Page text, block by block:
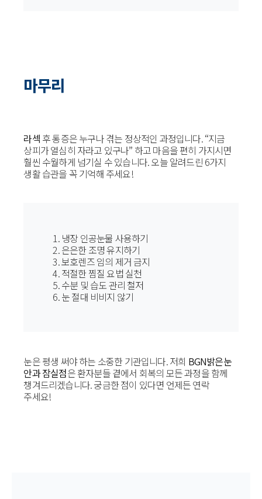
마무리
라섹 후 통증은 누구나 겪는 정상적인 과정입니다. “지금
상피가 열심히 자라고 있구나” 하고 마음을 편히 가지시면
훨씬 수월하게 넘기실 수 있습니다. 오늘 알려드린 6가지
생활 습관을 꼭 기억해 주세요!
1. 냉장 인공눈물 사용하기
2. 은은한 조명 유지하기
3. 보호렌즈 임의 제거 금지
4. 적절한 찜질 요법 실천
5. 수분 및 습도 관리 철저
6. 눈 절대 비비지 않기
눈은 평생 써야 하는 소중한 기관입니다. 저희 BGN밝은눈
안과 잠실점은 환자분들 곁에서 회복의 모든 과정을 함께
챙겨드리겠습니다. 궁금한 점이 있다면 언제든 연락
주세요!